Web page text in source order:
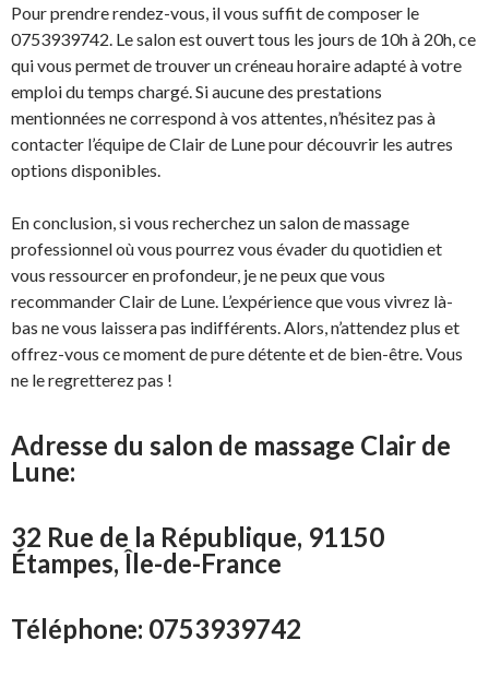
Pour prendre rendez-vous, il vous suffit de composer le
0753939742. Le salon est ouvert tous les jours de 10h à 20h, ce
qui vous permet de trouver un créneau horaire adapté à votre
emploi du temps chargé. Si aucune des prestations
mentionnées ne correspond à vos attentes, n’hésitez pas à
contacter l’équipe de Clair de Lune pour découvrir les autres
options disponibles.
En conclusion, si vous recherchez un salon de massage
professionnel où vous pourrez vous évader du quotidien et
vous ressourcer en profondeur, je ne peux que vous
recommander Clair de Lune. L’expérience que vous vivrez là-
bas ne vous laissera pas indifférents. Alors, n’attendez plus et
offrez-vous ce moment de pure détente et de bien-être. Vous
ne le regretterez pas !
Adresse du salon de massage Clair de
Lune:
32 Rue de la République, 91150
Étampes, Île-de-France
Téléphone: 0753939742